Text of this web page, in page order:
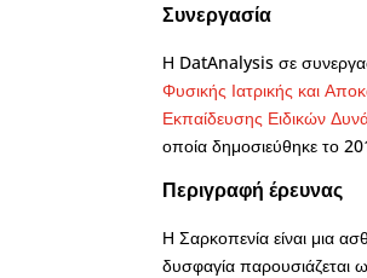
Συνεργασία
Η DatAnalysis σε
Φυσικής Ιατρικής και
Εκπαίδευσης Ειδικών
οποία δημοσιεύθηκε το
Περιγραφή έρευνας
Η Σαρκοπενία είναι μια
δυσφαγία παρουσιάζεται